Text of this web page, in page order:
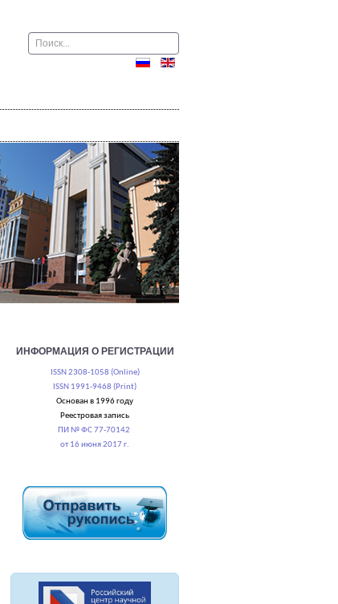
Поиск
ИНФОРМАЦИЯ О РЕГИСТРАЦИИ
ISSN 2308-1058 (Online)
ISSN 1991-9468 (Print)
Основан в 1996 году
Реестровая запись
ПИ № ФС 77-70142
от 16 июня 2017 г.